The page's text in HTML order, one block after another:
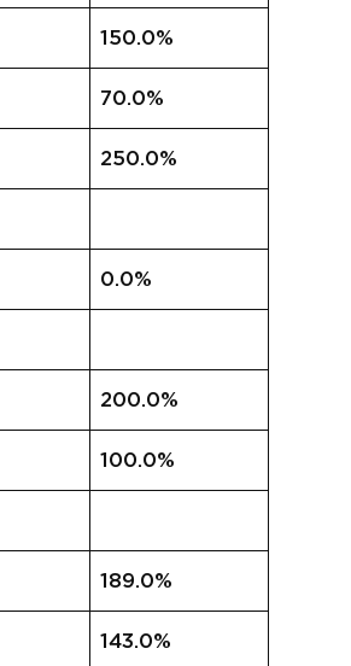
150.0%
70.0%
250.0%
0.0%
200.0%
100.0%
189.0%
143.0%